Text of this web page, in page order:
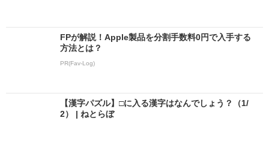
FPが解説！Apple製品を分割手数料0円で入手する
方法とは？
PR(Fav-Log)
【漢字パズル】□に入る漢字はなんでしょう？（1/
2） | ねとらぼ